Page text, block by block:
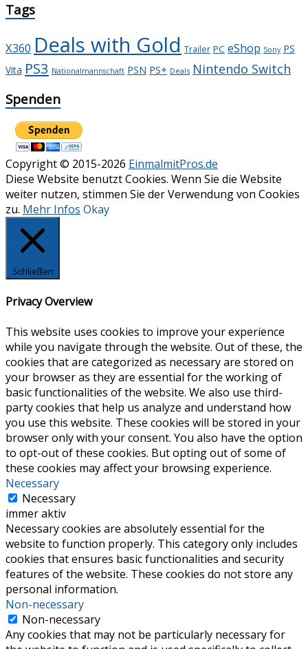
Tags
X360 Deals with Gold Trailer PC eShop Sony PS
Vita PS3 Nationalmannschaft PSN PS+ Deals Nintendo Switch
Spenden
Copyright © 2015-2026 EinmalmitPros.de
Diese Website benutzt Cookies. Wenn Sie die Website
weiter nutzen, stimmen Sie der Verwendung von Cookies
zu. Mehr Infos Okay
Schließen
Privacy Overview
This website uses cookies to improve your experience
while you navigate through the website. Out of these, the
cookies that are categorized as necessary are stored on
your browser as they are essential for the working of
basic functionalities of the website. We also use third-
party cookies that help us analyze and understand how
you use this website. These cookies will be stored in your
browser only with your consent. You also have the option
to opt-out of these cookies. But opting out of some of
these cookies may affect your browsing experience.
Necessary
Necessary
immer aktiv
Necessary cookies are absolutely essential for the
website to function properly. This category only includes
cookies that ensures basic functionalities and security
features of the website. These cookies do not store any
personal information.
Non-necessary
Non-necessary
Any cookies that may not be particularly necessary for